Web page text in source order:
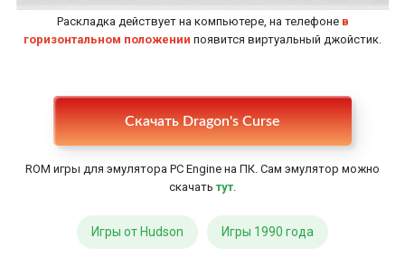
Раскладка действует на компьютере, на телефоне в
горизонтальном положении появится виртуальный джойстик.
Скачать Dragon's Curse
ROM игры для эмулятора PC Engine на ПК. Сам эмулятор можно
скачатьтут.
Игры от Hudson Игры 1990 года